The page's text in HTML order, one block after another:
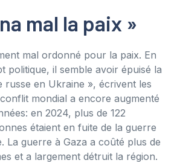
mal la paix »
mal ordonné pour la paix. En
politique, il semble avoir épuisé la
russe en Ukraine », écrivent les
mondial a encore augmenté
en 2024, plus de 122
étaient en fuite de la guerre
La guerre à Gaza a coûté plus de
et a largement détruit la région.